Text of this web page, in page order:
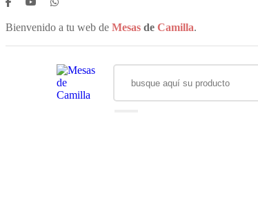
Bienvenido a tu web de Mesas de Camilla.